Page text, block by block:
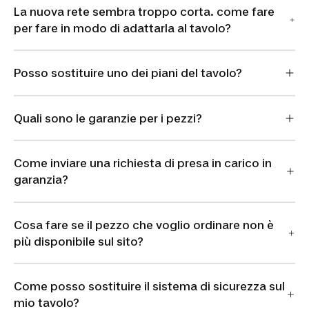
La nuova rete sembra troppo corta. come fare
per fare in modo di adattarla al tavolo?
Posso sostituire uno dei piani del tavolo?
Quali sono le garanzie per i pezzi?
Come inviare una richiesta di presa in carico in
garanzia?
Cosa fare se il pezzo che voglio ordinare non è
più disponibile sul sito?
Come posso sostituire il sistema di sicurezza sul
mio tavolo?